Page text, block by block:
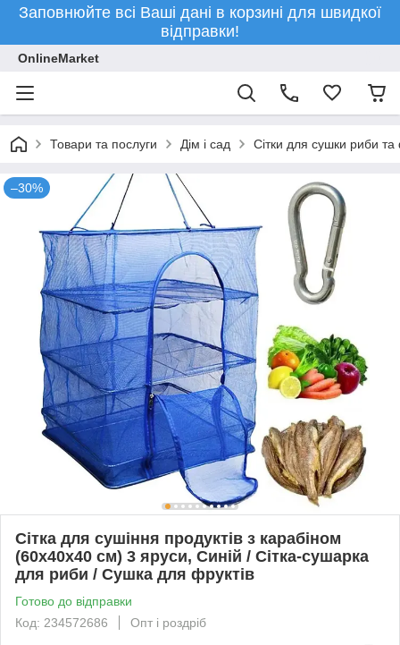
Заповнюйте всі Ваші дані в корзині для швидкої
відправки!
OnlineMarket
Товари та послуги Дім і сад Сітки для сушки риби та
–30%
Сітка для сушіння продуктів з карабіном
(60х40х40 см) 3 яруси, Синій / Сітка-сушарка
для риби / Сушка для фруктів
Готово до відправки
Код: 234572686
Опт і роздріб